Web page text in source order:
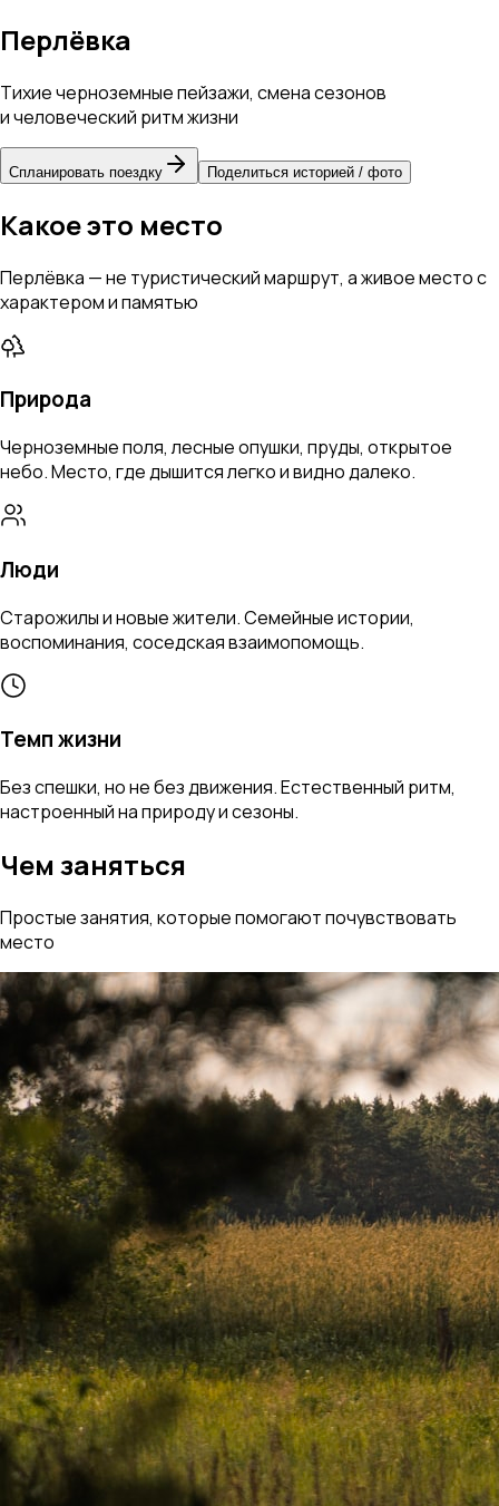
Перлёвка
Тихие черноземные пейзажи, смена сезонов
и человеческий ритм жизни
Спланировать поездку Поделиться историей / фото
Какое это место
Перлёвка — не туристический маршрут, а живое место с
характером и памятью
Природа
Черноземные поля, лесные опушки, пруды, открытое
небо. Место, где дышится легко и видно далеко.
Люди
Старожилы и новые жители. Семейные истории,
воспоминания, соседская взаимопомощь.
Темп жизни
Без спешки, но не без движения. Естественный ритм,
настроенный на природу и сезоны.
Чем заняться
Простые занятия, которые помогают почувствовать
место